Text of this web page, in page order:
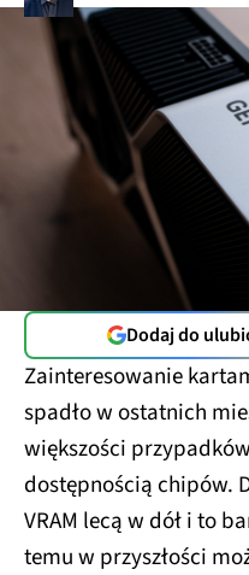
Dodaj do
Zainteresowanie
spadło w ostatnich
większości
dostępnością chipów.
VRAM lecą w dół i to
temu w przyszłości